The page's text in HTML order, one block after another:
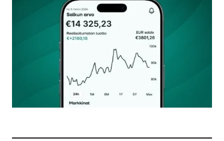
Kommentti*
Nimesi tai nimimerkkisi
Sähköpostiosoitteesi
Tilaa SalkunRakentajan uutiskirje